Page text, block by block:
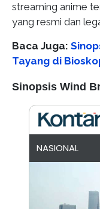
streaming anime
yang resmi dan
Baca Juga:
Tayang di
Sinopsis Wind
NASIONAL